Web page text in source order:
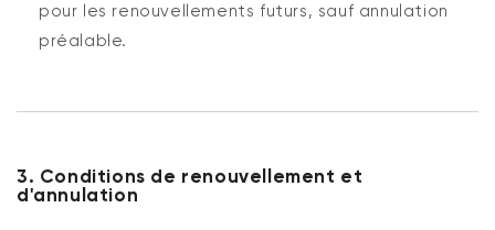
pour les renouvellements futurs, sauf annulation
préalable.
3. Conditions de renouvellement et
d'annulation